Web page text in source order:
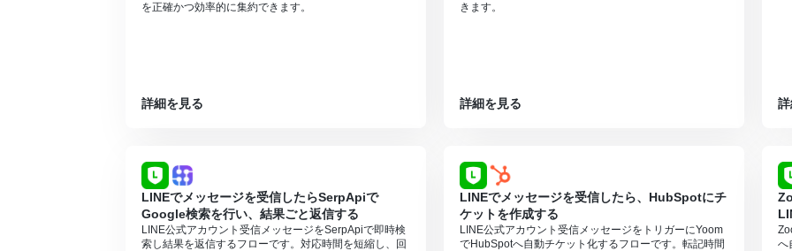
を正確かつ効率的に集約できます。
詳細を見る
きます。
詳細を見る
LINEでメッセージを受信したらSerpApiで
Google検索を行い、結果ごと返信する
LINE公式アカウント受信メッセージをSerpApiで即時検
索し結果を返信するフローです。対応時間を短縮し、回
LINEでメッセージを受信したら、HubSpotにチ
ケットを作成する
LINE公式アカウント受信メッセージをトリガーにYoom
でHubSpotへ自動チケット化するフローです。転記時間
へ